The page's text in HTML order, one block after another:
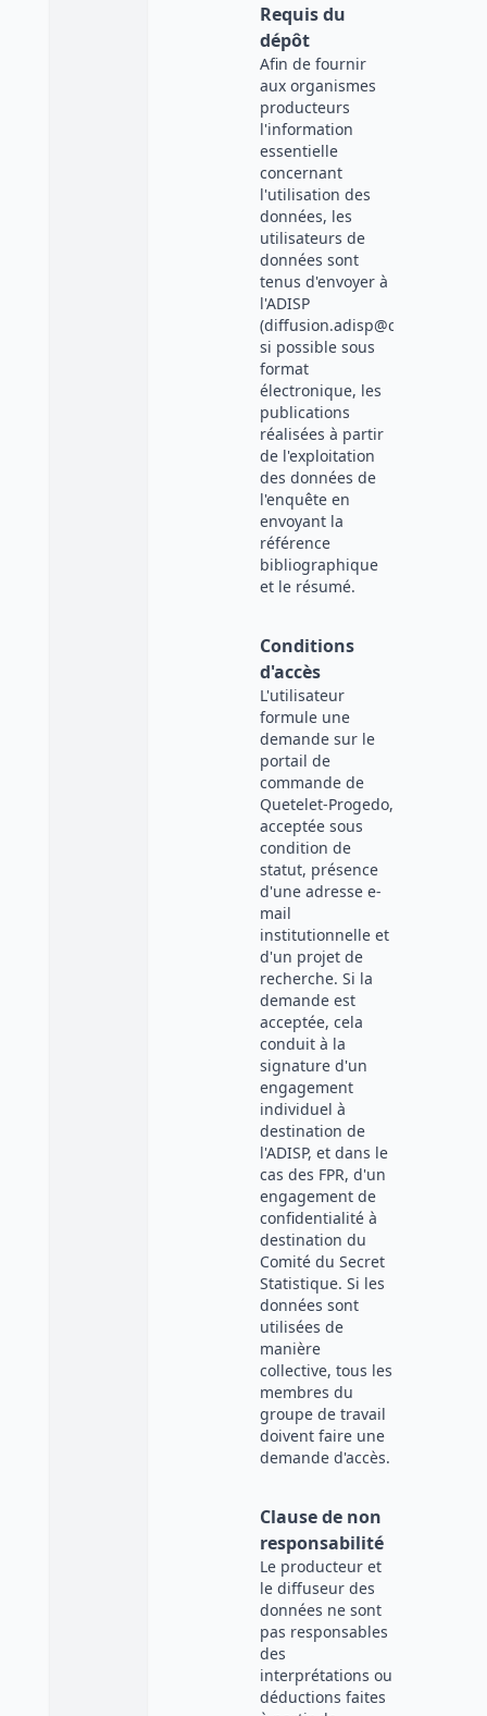
Requis du
dépôt
Afin de fournir
aux organismes
producteurs
l'information
essentielle
concernant
l'utilisation des
données, les
utilisateurs de
données sont
tenus d'envoyer à
l'ADISP
(diffusion.adisp@cnrs.fr),
si possible sous
format
électronique, les
publications
réalisées à partir
de l'exploitation
des données de
l'enquête en
envoyant la
référence
bibliographique
et le résumé.
Conditions
d'accès
L'utilisateur
formule une
demande sur le
portail de
commande de
Quetelet-Progedo,
acceptée sous
condition de
statut, présence
d'une adresse e-
mail
institutionnelle et
d'un projet de
recherche. Si la
demande est
acceptée, cela
conduit à la
signature d'un
engagement
individuel à
destination de
l'ADISP, et dans le
cas des FPR, d'un
engagement de
confidentialité à
destination du
Comité du Secret
Statistique. Si les
données sont
utilisées de
manière
collective, tous les
membres du
groupe de travail
doivent faire une
demande d'accès.
Clause de non
responsabilité
Le producteur et
le diffuseur des
données ne sont
pas responsables
des
interprétations ou
déductions faites